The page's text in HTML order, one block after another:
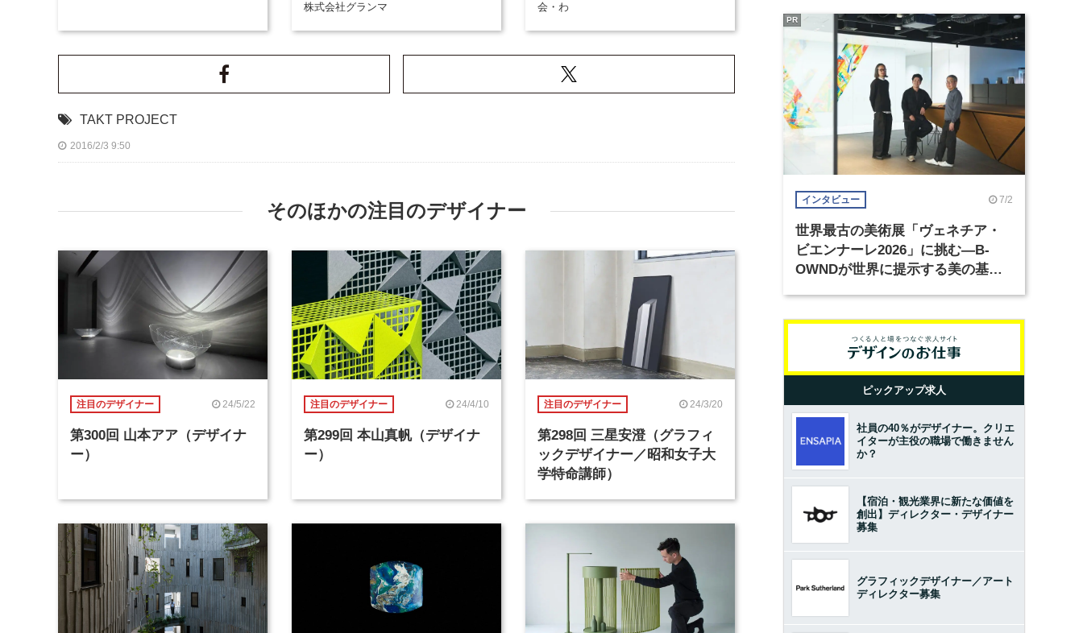
株式会社グランマ
会・わ
TAKT PROJECT
2016/2/3 9:50
そのほかの注目のデザイナー
注目のデザイナー 24/5/22
第300回 山本アア（デザイナ
ー）
注目のデザイナー 24/4/10
第299回 本山真帆（デザイナ
ー）
注目のデザイナー 24/3/20
第298回 三星安澄（グラフィ
ックデザイナー／昭和女子大
学特命講師）
インタビュー 7/2
世界最古の美術展「ヴェネチア・
ビエンナーレ2026」に挑む―B-
OWNDが世界に提示する美の基準
PR
ピックアップ求人
社員の40％がデザイナー。クリエ
イターが主役の職場で働きません
か？
【宿泊・観光業界に新たな価値を
創出】ディレクター・デザイナー
募集
グラフィックデザイナー／アート
ディレクター募集